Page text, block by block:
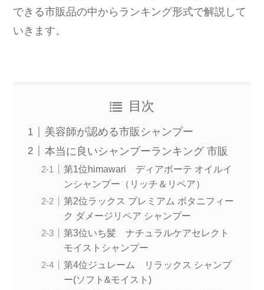
できる市販品の中からランキング形式で解説して
いきます。
目次
美容師が認める市販シャンプー
本当に良いシャンプーランキング 市販
第1位himawari ディアボーテ オイルイ
ンシャンプー（リッチ＆リペア）
第2位ラックス プレミアム ボタニフィー
ク ダメージリペア シャンプー
第3位いち髪 ナチュラルケアセレクト
モイストシャンプー
第4位ジュレーム リラックス シャンプ
ー(ソフト&モイスト)